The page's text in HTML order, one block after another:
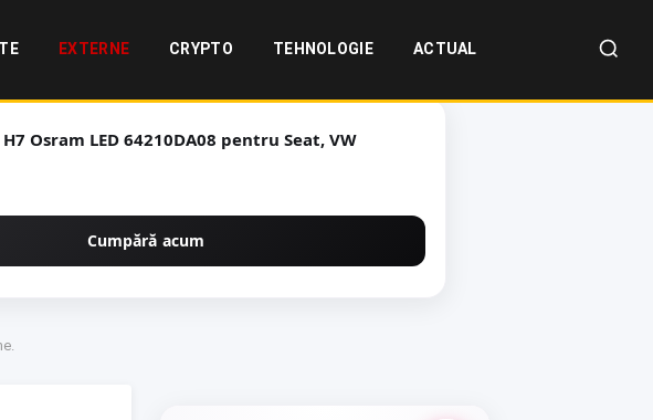
EXTERNE CRYPTO TEHNOLOGIE ACTUAL
Osram LED 64210DA08 pentru Seat, VW
Cumpără acum